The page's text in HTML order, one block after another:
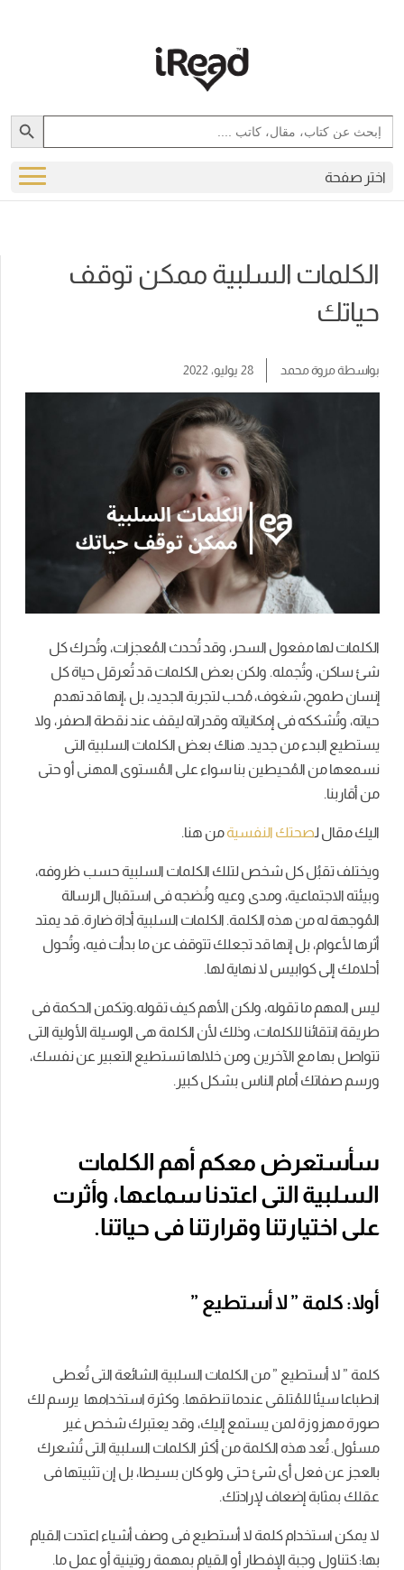
Search
for:
Search Button
اختر صفحة
الكلمات السلبية ممكن توقف
حياتك
بواسطةمروة محمد 28 يوليو، 2022
الكلمات لها مفعول السحر، وقد تُحدث المُعجزات، وتُحرك كل
شئ ساكن، وتُجمله. ولكن بعض الكلمات قد تُعرقل حياة كل
إنسان طموح، شغوف، مُحب لتجربة الجديد، بل ،إنها قد تهدم
حياته، وتُشككه فى إمكانياته وقدراته ليقف عند نقطة الصفر، ولا
يستطيع البدء من جديد. هناك بعض الكلمات السلبية التى
نسمعها من المُحيطين بنا سواء على المُستوى المهنى أو حتى
من أقاربنا.
اليك مقال لصحتك النفسيةمن هنا.
ويختلف تقبُل كل شخص لتلك الكلمات السلبية حسب ظروفه،
وبيئته الاجتماعية، ومدى وعيه ونُضجه فى استقبال الرسالة
المُوجهة له من هذه الكلمة. الكلمات السلبية أداة ضارة. قد يمتد
أثرها لأعوام، بل إنها قد تجعلك تتوقف عن ما بدأت فيه، وتُحول
أحلامك إلى كوابيس لا نهاية لها.
ليس المهم ما تقوله، ولكن الأهم كيف تقوله.وتكمن الحكمة فى
طريقة انتقائنا للكلمات، وذلك لأن الكلمة هى الوسيلة الأولية التى
تتواصل بها مع الآخرين ومن خلالها تستطيع التعبير عن نفسك،
ورسم صفاتك أمام الناس بشكل كبير.
سأستعرض معكم أهم الكلمات
السلبية التى اعتدنا سماعها، وأثرت
على اختيارتنا وقرارتنا فى حياتنا.
أولا: كلمة ” لا أستطيع ”
كلمة ” لا أستطيع ” من الكلمات السلبية الشائعة التى تُعطى
انطباعا سيئا للمُتلقى عندما تنطقها. وكثرة استخدامها يرسم لك
صورة مهزوزة لمن يستمع إليك، وقد يعتبرك شخص غير
مسئول. تُعد هذه الكلمة من أكثر الكلمات السلبية التى تُشعرك
بالعجز عن فعل أى شئ حتى ولو كان بسيطا، بل إن تثبيتها فى
عقلك بمثابة إضعاف لإرادتك.
لا يمكن استخدام كلمة لا أستطيع فى وصف أشياء اعتدت القيام
بها: كتناول وجبة الإفطار أو القيام بمهمة روتينية أو عمل ما.